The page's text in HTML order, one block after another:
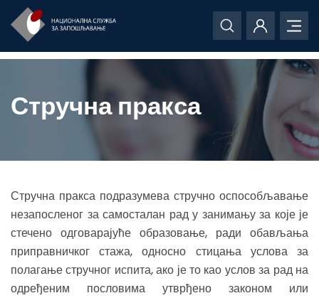
Стручна пракса
Стручна пракса подразумева стручно оспособљавање
незапосленог за самосталан рад у занимању за које је
стечено одговарајуће образовање, ради обављања
приправничког стажа, односно стицања услова за
полагање стручног испита, ако је то као услов за рад на
одређеним пословима утврђено законом или